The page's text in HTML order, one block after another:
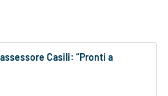
Casili: “Pronti a